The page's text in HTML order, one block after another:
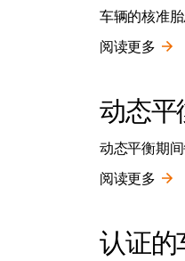
车辆的核准胎
阅读更多
动态平
动态平衡期
阅读更多
认证的